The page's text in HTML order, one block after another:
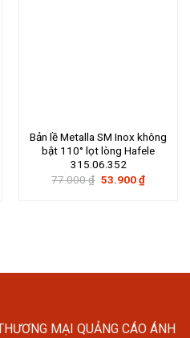
Bản lề Metalla SM Inox không
bật 110° lọt lòng Hafele
315.06.352
77.000₫ Giá
53.900₫Giá
hiện
MẠI QUẢNG CÁO ÁNH